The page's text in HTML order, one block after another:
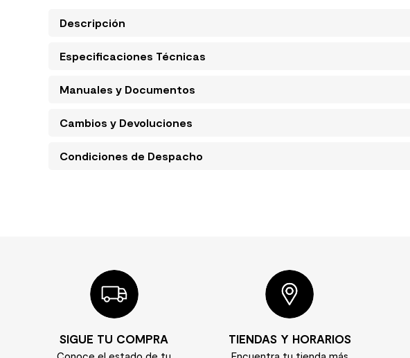
Descripción
Especificaciones Técnicas
Manuales y Documentos
Cambios y Devoluciones
Condiciones de Despacho
SIGUE TU COMPRA TIENDAS Y HORARIOS